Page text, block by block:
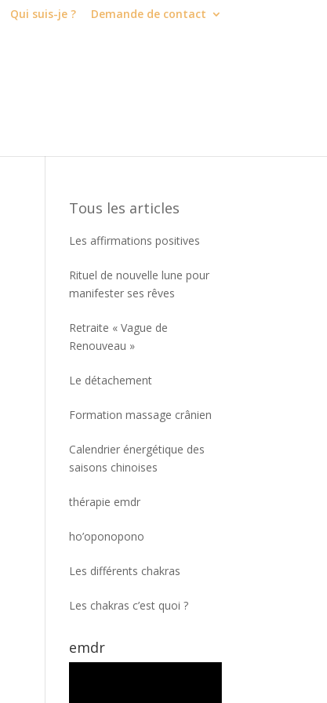
Qui suis-je ? Demande de contact
Tous les articles
Les affirmations positives
Rituel de nouvelle lune pour
manifester ses rêves
Retraite « Vague de
Renouveau »
Le détachement
Formation massage crânien
Calendrier énergétique des
saisons chinoises
thérapie emdr
ho’oponopono
Les différents chakras
Les chakras c’est quoi ?
emdr